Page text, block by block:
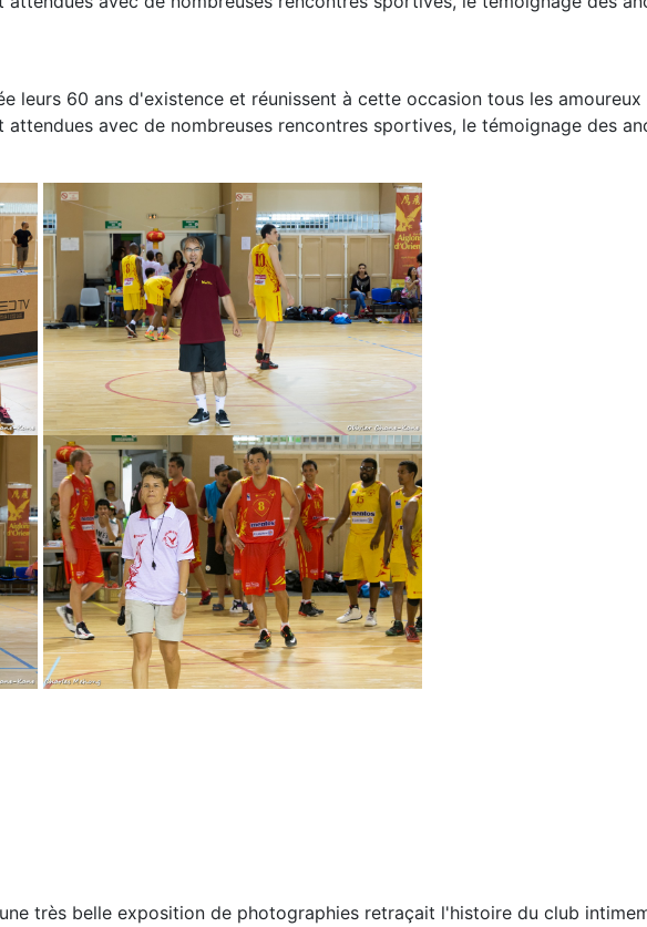
leurs 60 ans d'existence et réunissent à cette occasion tous les
avec de nombreuses rencontres sportives, le témoignage des
très belle exposition de photographies retraçait l'histoire du club